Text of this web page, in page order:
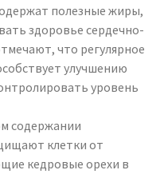
полезные жиры,
здоровье сердечно-
что регулярное
улучшению
уровень
содержании
клетки от
кедровые орехи в